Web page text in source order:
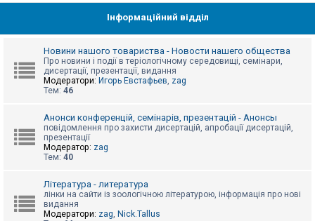
А
и
т
П
Інформаційний відділ
Новини нашого товариства - Новости нашего общества
Про новини і події в теріологічному середовищі, семінари,
дисертації, презентації, видання
Модератори: Игорь Евстафьев, zag
Тем: 46
Анонси конференцій, семінарів, презентацій - Анонсы
повідомлення про захисти дисертацій, апробації дисертацій,
презентації
Модератор: zag
Тем: 40
Література - литература
лінки на сайти із зоологічною літературою, інформація про нові
видання
Модератори: zag, Nick.Tallus